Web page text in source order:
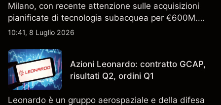
Milano, con recente attenzione sulle acquisizioni
pianificate di tecnologia subacquea per €600M.
Scopri i target di prezzo FCT di terze parti e l'analisi
indicatore affidabile dei risultati futuri.
10:41, 8 Luglio 2026
Azioni Leonardo: contratto GCAP,
risultati Q2, ordini Q1
Leonardo è un gruppo aerospaziale e della difesa